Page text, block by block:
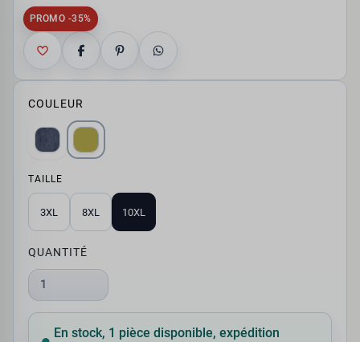
PROMO -35%
COULEUR
TAILLE
3XL 8XL 10XL
QUANTITÉ
1
En stock, 1 pièce disponible, expédition